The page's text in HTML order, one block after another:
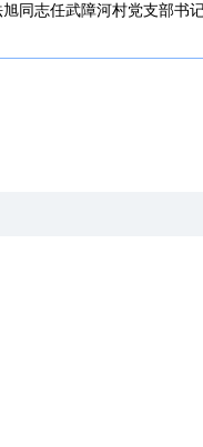
同志任武障河村党支部书